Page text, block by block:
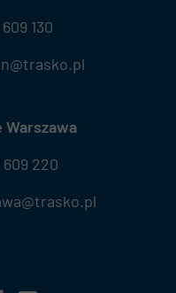
220
130